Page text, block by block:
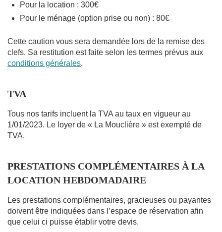
Pour la location : 300€
Pour le ménage (option prise ou non) : 80€
Cette caution vous sera demandée lors de la remise des
clefs. Sa restitution est faite selon les termes prévus aux
conditions générales.
TVA
Tous nos tarifs incluent la TVA au taux en vigueur au
1/01/2023. Le loyer de « La Mouclière » est exempté de
TVA.
PRESTATIONS COMPLÉMENTAIRES À LA
LOCATION HEBDOMADAIRE
Les prestations complémentaires, gracieuses ou payantes
doivent être indiquées dans l’espace de réservation afin
que celui ci puisse établir votre devis.